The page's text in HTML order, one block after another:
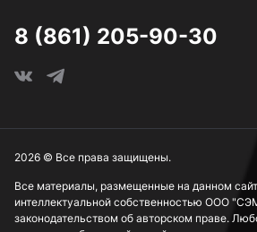
Под ключ 10 мм
Под ключ 15 мм
8 (861) 205-90-30
Все материалы, размещенные на данном
интеллектуальной собственностью ООО
законодательством об авторском праве.
2026 © Все права защищены.